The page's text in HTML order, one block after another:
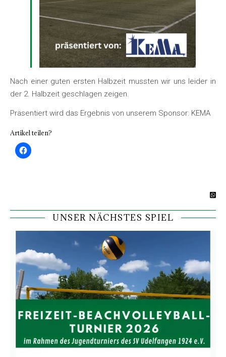
Nach einer guten ersten Halbzeit mussten wir uns leider in
der 2. Halbzeit geschlagen zeigen.
Präsentiert wird das Ergebnis von unserem Sponsor: KEMA
Artikel teilen?
UNSER NÄCHSTES SPIEL